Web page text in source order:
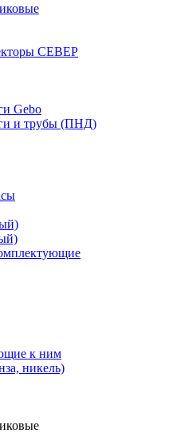
СЕВЕР
Gebo
и трубы (ПНД)
к ним
никель)